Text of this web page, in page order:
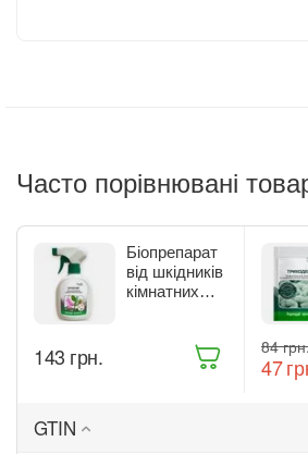
Часто порівнювані
Біопрепарат
від шкідників
кімнатних
спрей 300 мл
‍143‍ грн. ‍84‍
‍47‍
GTIN